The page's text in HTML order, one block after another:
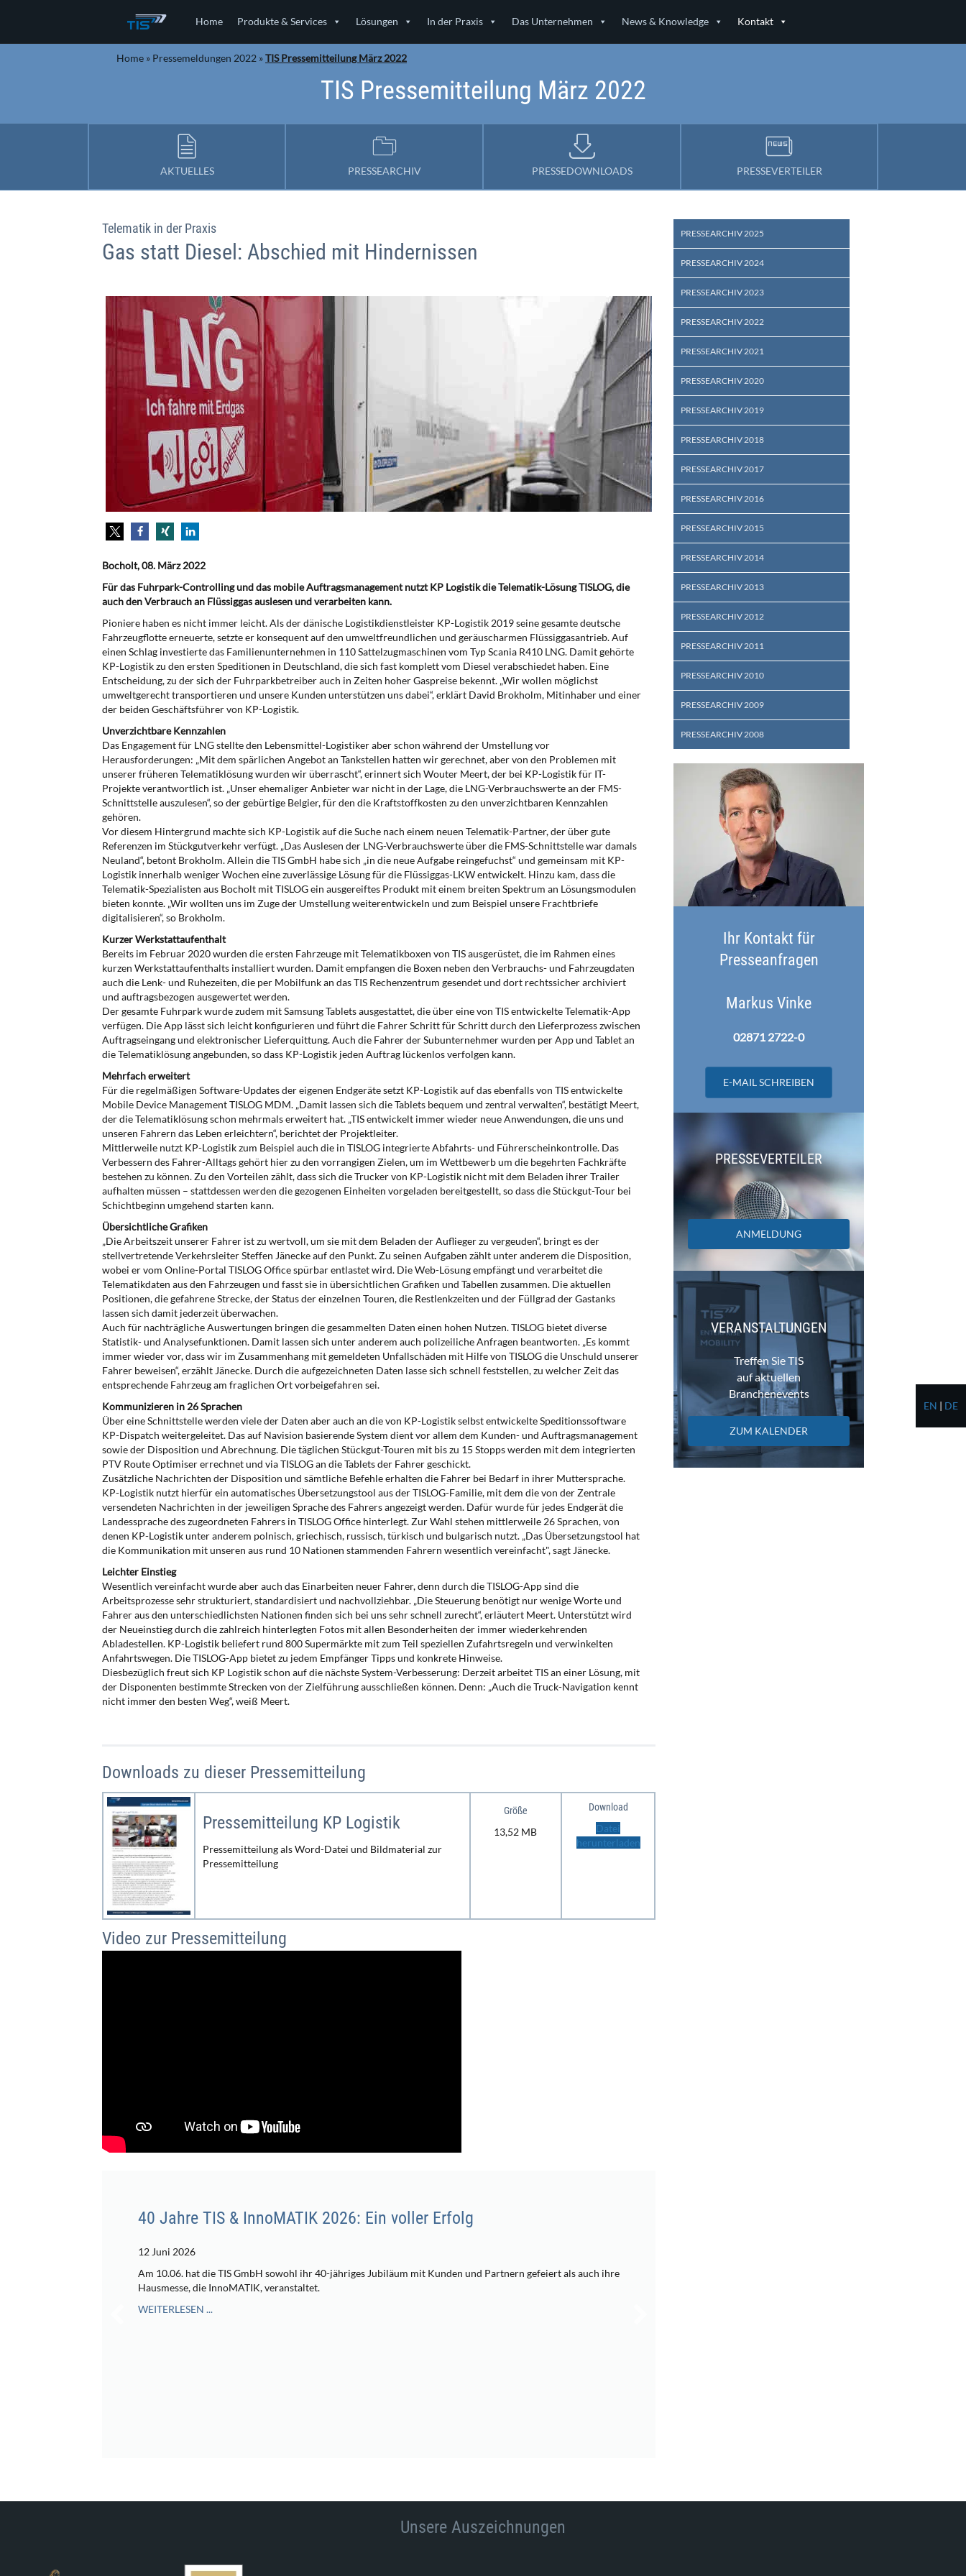
Home Produkte & Services Lösungen In der Praxis Das Unternehmen News & Knowledge Kontakt
Home » Pressemeldungen 2022 »TIS Pressemitteilung März 2022
TIS Pressemitteilung März 2022
AKTUELLES PRESSEARCHIV PRESSEDOWNLOADS PRESSEVERTEILER
Telematik in der Praxis
Gas statt Diesel: Abschied mit Hindernissen
Bocholt, 08. März 2022
Für das Fuhrpark-Controlling und das mobile Auftragsmanagement nutzt KP Logistik die Telematik-Lösung TISLOG, die
auch den Verbrauch an Flüssiggas auslesen und verarbeiten kann.
Pioniere haben es nicht immer leicht. Als der dänische Logistikdienstleister KP-Logistik 2019 seine gesamte deutsche
Fahrzeugflotte erneuerte, setzte er konsequent auf den umweltfreundlichen und geräuscharmen Flüssiggasantrieb. Auf
einen Schlag investierte das Familienunternehmen in 110 Sattelzugmaschinen vom Typ Scania R410 LNG. Damit gehörte
KP-Logistik zu den ersten Speditionen in Deutschland, die sich fast komplett vom Diesel verabschiedet haben. Eine
Entscheidung, zu der sich der Fuhrparkbetreiber auch in Zeiten hoher Gaspreise bekennt. „Wir wollen möglichst
umweltgerecht transportieren und unsere Kunden unterstützen uns dabei“, erklärt David Brokholm, Mitinhaber und einer
der beiden Geschäftsführer von KP-Logistik.
Unverzichtbare Kennzahlen
Das Engagement für LNG stellte den Lebensmittel-Logistiker aber schon während der Umstellung vor
Herausforderungen: „Mit dem spärlichen Angebot an Tankstellen hatten wir gerechnet, aber von den Problemen mit
unserer früheren Telematiklösung wurden wir überrascht“, erinnert sich Wouter Meert, der bei KP-Logistik für IT-
Projekte verantwortlich ist. „Unser ehemaliger Anbieter war nicht in der Lage, die LNG-Verbrauchswerte an der FMS-
Schnittstelle auszulesen“, so der gebürtige Belgier, für den die Kraftstoffkosten zu den unverzichtbaren Kennzahlen
gehören.
Vor diesem Hintergrund machte sich KP-Logistik auf die Suche nach einem neuen Telematik-Partner, der über gute
Referenzen im Stückgutverkehr verfügt. „Das Auslesen der LNG-Verbrauchswerte über die FMS-Schnittstelle war damals
Neuland“, betont Brokholm. Allein die TIS GmbH habe sich „in die neue Aufgabe reingefuchst“ und gemeinsam mit KP-
Logistik innerhalb weniger Wochen eine zuverlässige Lösung für die Flüssiggas-LKW entwickelt. Hinzu kam, dass die
Telematik-Spezialisten aus Bocholt mit TISLOG ein ausgereiftes Produkt mit einem breiten Spektrum an Lösungsmodulen
bieten konnte. „Wir wollten uns im Zuge der Umstellung weiterentwickeln und zum Beispiel unsere Frachtbriefe
digitalisieren“, so Brokholm.
Kurzer Werkstattaufenthalt
Bereits im Februar 2020 wurden die ersten Fahrzeuge mit Telematikboxen von TIS ausgerüstet, die im Rahmen eines
kurzen Werkstattaufenthalts installiert wurden. Damit empfangen die Boxen neben den Verbrauchs- und Fahrzeugdaten
auch die Lenk- und Ruhezeiten, die per Mobilfunk an das TIS Rechenzentrum gesendet und dort rechtssicher archiviert
und auftragsbezogen ausgewertet werden.
Der gesamte Fuhrpark wurde zudem mit Samsung Tablets ausgestattet, die über eine von TIS entwickelte Telematik-App
verfügen. Die App lässt sich leicht konfigurieren und führt die Fahrer Schritt für Schritt durch den Lieferprozess zwischen
Auftragseingang und elektronischer Lieferquittung. Auch die Fahrer der Subunternehmer wurden per App und Tablet an
die Telematiklösung angebunden, so dass KP-Logistik jeden Auftrag lückenlos verfolgen kann.
Mehrfach erweitert
Für die regelmäßigen Software-Updates der eigenen Endgeräte setzt KP-Logistik auf das ebenfalls von TIS entwickelte
Mobile Device Management TISLOG MDM. „Damit lassen sich die Tablets bequem und zentral verwalten“, bestätigt Meert,
der die Telematiklösung schon mehrmals erweitert hat. „TIS entwickelt immer wieder neue Anwendungen, die uns und
unseren Fahrern das Leben erleichtern“, berichtet der Projektleiter.
Mittlerweile nutzt KP-Logistik zum Beispiel auch die in TISLOG integrierte Abfahrts- und Führerscheinkontrolle. Das
Verbessern des Fahrer-Alltags gehört hier zu den vorrangigen Zielen, um im Wettbewerb um die begehrten Fachkräfte
bestehen zu können. Zu den Vorteilen zählt, dass sich die Trucker von KP-Logistik nicht mit dem Beladen ihrer Trailer
aufhalten müssen – stattdessen werden die gezogenen Einheiten vorgeladen bereitgestellt, so dass die Stückgut-Tour bei
Schichtbeginn umgehend starten kann.
Übersichtliche Grafiken
„Die Arbeitszeit unserer Fahrer ist zu wertvoll, um sie mit dem Beladen der Auflieger zu vergeuden“, bringt es der
stellvertretende Verkehrsleiter Steffen Jänecke auf den Punkt. Zu seinen Aufgaben zählt unter anderem die Disposition,
wobei er vom Online-Portal TISLOG Office spürbar entlastet wird. Die Web-Lösung empfängt und verarbeitet die
Telematikdaten aus den Fahrzeugen und fasst sie in übersichtlichen Grafiken und Tabellen zusammen. Die aktuellen
Positionen, die gefahrene Strecke, der Status der einzelnen Touren, die Restlenkzeiten und der Füllgrad der Gastanks
lassen sich damit jederzeit überwachen.
Auch für nachträgliche Auswertungen bringen die gesammelten Daten einen hohen Nutzen. TISLOG bietet diverse
Statistik- und Analysefunktionen. Damit lassen sich unter anderem auch polizeiliche Anfragen beantworten. „Es kommt
immer wieder vor, dass wir im Zusammenhang mit gemeldeten Unfallschäden mit Hilfe von TISLOG die Unschuld unserer
Fahrer beweisen“, erzählt Jänecke. Durch die aufgezeichneten Daten lasse sich schnell feststellen, zu welcher Zeit das
entsprechende Fahrzeug am fraglichen Ort vorbeigefahren sei.
Kommunizieren in 26 Sprachen
Über eine Schnittstelle werden viele der Daten aber auch an die von KP-Logistik selbst entwickelte Speditionssoftware
KP-Dispatch weitergeleitet. Das auf Navision basierende System dient vor allem dem Kunden- und Auftragsmanagement
sowie der Disposition und Abrechnung. Die täglichen Stückgut-Touren mit bis zu 15 Stopps werden mit dem integrierten
PTV Route Optimiser errechnet und via TISLOG an die Tablets der Fahrer geschickt.
Zusätzliche Nachrichten der Disposition und sämtliche Befehle erhalten die Fahrer bei Bedarf in ihrer Muttersprache.
KP-Logistik nutzt hierfür ein automatisches Übersetzungstool aus der TISLOG-Familie, mit dem die von der Zentrale
versendeten Nachrichten in der jeweiligen Sprache des Fahrers angezeigt werden. Dafür wurde für jedes Endgerät die
Landessprache des zugeordneten Fahrers in TISLOG Office hinterlegt. Zur Wahl stehen mittlerweile 26 Sprachen, von
denen KP-Logistik unter anderem polnisch, griechisch, russisch, türkisch und bulgarisch nutzt. „Das Übersetzungstool hat
die Kommunikation mit unseren aus rund 10 Nationen stammenden Fahrern wesentlich vereinfacht", sagt Jänecke.
Leichter Einstieg
Wesentlich vereinfacht wurde aber auch das Einarbeiten neuer Fahrer, denn durch die TISLOG-App sind die
Arbeitsprozesse sehr strukturiert, standardisiert und nachvollziehbar. „Die Steuerung benötigt nur wenige Worte und
Fahrer aus den unterschiedlichsten Nationen finden sich bei uns sehr schnell zurecht“, erläutert Meert. Unterstützt wird
der Neueinstieg durch die zahlreich hinterlegten Fotos mit allen Besonderheiten der immer wiederkehrenden
Abladestellen. KP-Logistik beliefert rund 800 Supermärkte mit zum Teil speziellen Zufahrtsregeln und verwinkelten
Anfahrtswegen. Die TISLOG-App bietet zu jedem Empfänger Tipps und konkrete Hinweise.
Diesbezüglich freut sich KP Logistik schon auf die nächste System-Verbesserung: Derzeit arbeitet TIS an einer Lösung, mit
der Disponenten bestimmte Strecken von der Zielführung ausschließen können. Denn: „Auch die Truck-Navigation kennt
nicht immer den besten Weg“, weiß Meert.
Downloads zu dieser Pressemitteilung
Pressemitteilung KP Logistik
Pressemitteilung als Word-Datei und Bildmaterial zur
Pressemitteilung
Größe
13,52 MB
Download
Datei
herunterladen
Video zur Pressemitteilung
40 Jahre TIS & InnoMATIK 2026: Ein voller Erfolg
12 Juni 2026
Am 10.06. hat die TIS GmbH sowohl ihr 40-jähriges Jubiläum mit Kunden und Partnern gefeiert als auch ihre
Hausmesse, die InnoMATIK, veranstaltet.
WEITERLESEN ...
PRESSEARCHIV 2025
PRESSEARCHIV 2024
PRESSEARCHIV 2023
PRESSEARCHIV 2022
PRESSEARCHIV 2021
PRESSEARCHIV 2020
PRESSEARCHIV 2019
PRESSEARCHIV 2018
PRESSEARCHIV 2017
PRESSEARCHIV 2016
PRESSEARCHIV 2015
PRESSEARCHIV 2014
PRESSEARCHIV 2013
PRESSEARCHIV 2012
PRESSEARCHIV 2011
PRESSEARCHIV 2010
PRESSEARCHIV 2009
PRESSEARCHIV 2008
Ihr Kontakt für
Presseanfragen
Markus Vinke
02871 2722-0
E-MAIL SCHREIBEN
PRESSEVERTEILER
ANMELDUNG
VERANSTALTUNGEN
Treffen Sie TIS
auf aktuellen
Branchenevents
ZUM KALENDER
Unsere Auszeichnungen
EN | DE